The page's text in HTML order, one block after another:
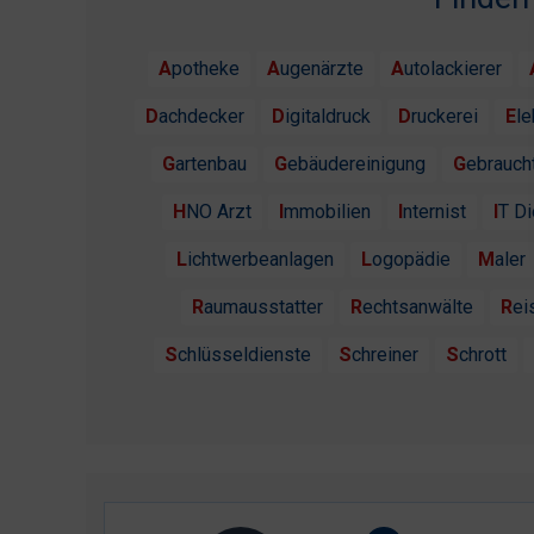
Apotheke Augenärzte Autolackierer
Dachdecker Digitaldruck Druckerei
Gartenbau Gebäudereinigung
HNO Arzt Immobilien Internist IT
Lichtwerbeanlagen Logopädie Maler
Raumausstatter Rechtsanwälte
Schlüsseldienste Schreiner Schrott